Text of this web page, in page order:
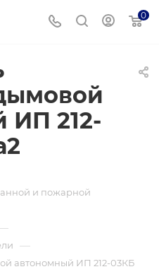
0
ИП 212-
и пожарной
—
автономный ИП 212-03КБ